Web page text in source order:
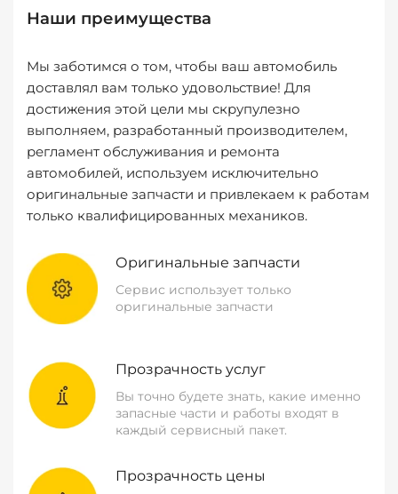
Наши преимущества
Мы заботимся о том, чтобы ваш автомобиль
доставлял вам только удовольствие! Для
достижения этой цели мы скрупулезно
выполняем, разработанный производителем,
регламент обслуживания и ремонта
автомобилей, используем исключительно
оригинальные запчасти и привлекаем к работам
только квалифицированных механиков.
Оригинальные запчасти
Сервис использует только
оригинальные запчасти
Прозрачность услуг
Вы точно будете знать, какие именно
запасные части и работы входят в
каждый сервисный пакет.
Прозрачность цены